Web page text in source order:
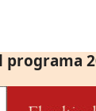
programa